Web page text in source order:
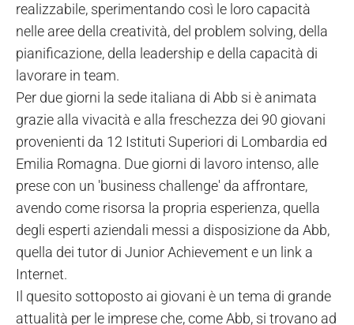
realizzabile, sperimentando così le loro capacità
nelle aree della creatività, del problem solving, della
pianificazione, della leadership e della capacità di
lavorare in team.
Per due giorni la sede italiana di Abb si è animata
grazie alla vivacità e alla freschezza dei 90 giovani
provenienti da 12 Istituti Superiori di Lombardia ed
Emilia Romagna. Due giorni di lavoro intenso, alle
prese con un 'business challenge' da affrontare,
avendo come risorsa la propria esperienza, quella
degli esperti aziendali messi a disposizione da Abb,
quella dei tutor di Junior Achievement e un link a
Internet.
Il quesito sottoposto ai giovani è un tema di grande
attualità per le imprese che, come Abb, si trovano ad